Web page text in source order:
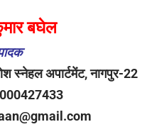
बघेल
स्नेहल अपार्टमेंट, नागपुर-22